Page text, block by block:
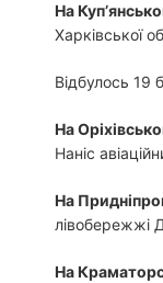
На
Харківської
Відбулось 19
На
Наніс
На
лівобережжі
На